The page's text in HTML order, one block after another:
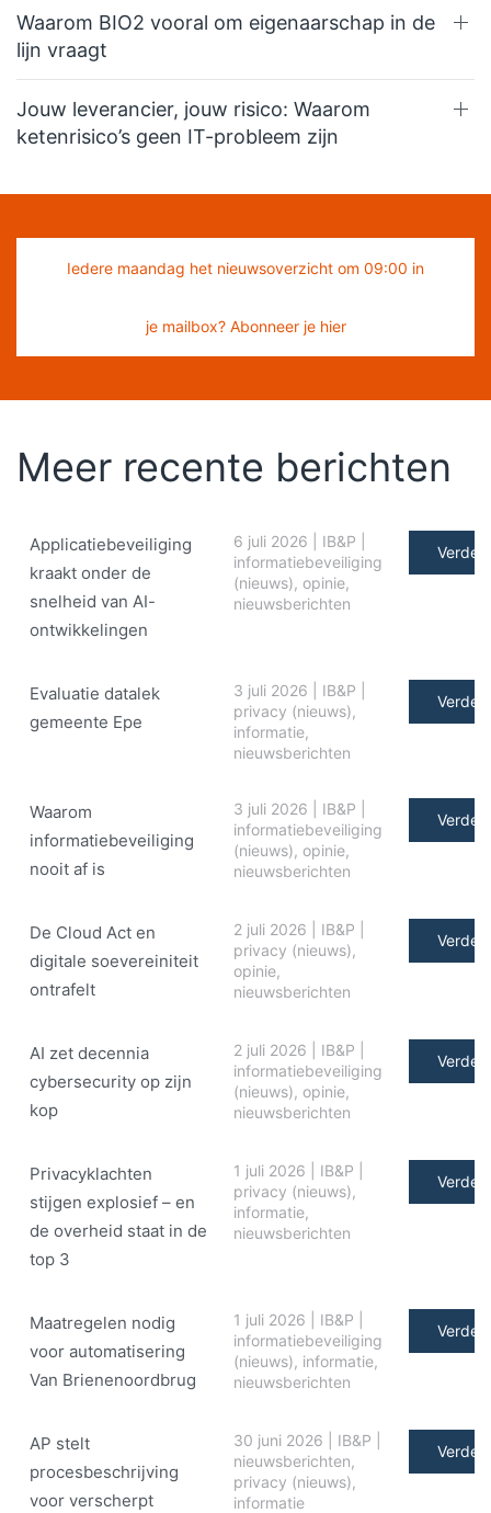
Waarom BIO2 vooral om eigenaarschap in de
lijn vraagt
Jouw leverancier, jouw risico: Waarom
ketenrisico’s geen IT-probleem zijn
Iedere maandag het nieuwsoverzicht om 09:00 in
je mailbox? Abonneer je hier
Meer recente berichten
Applicatiebeveiliging
kraakt onder de
snelheid van AI-
ontwikkelingen
6 juli 2026 IB&P
informatiebeveiliging
(nieuws), opinie,
nieuwsberichten
Verder
Evaluatie datalek
gemeente Epe
3 juli 2026 IB&P
privacy (nieuws),
informatie,
nieuwsberichten
Verder
Waarom
informatiebeveiliging
nooit af is
3 juli 2026 IB&P
informatiebeveiliging
(nieuws), opinie,
nieuwsberichten
Verder
De Cloud Act en
digitale soe­ve­rei­ni­teit
ontrafelt
2 juli 2026 IB&P
privacy (nieuws),
opinie,
nieuwsberichten
Verder
AI zet decennia
cybersecurity op zijn
kop
2 juli 2026 IB&P
informatiebeveiliging
(nieuws), opinie,
nieuwsberichten
Verder
Privacyklachten
stijgen explosief – en
de overheid staat in de
top 3
1 juli 2026 IB&P
privacy (nieuws),
informatie,
nieuwsberichten
Verder
Maatregelen nodig
voor automatisering
Van Brienenoordbrug
1 juli 2026 IB&P
informatiebeveiliging
(nieuws), informatie,
nieuwsberichten
Verder
AP stelt
procesbeschrijving
voor verscherpt
30 juni 2026 IB&P
nieuwsberichten,
privacy (nieuws),
informatie
Verder